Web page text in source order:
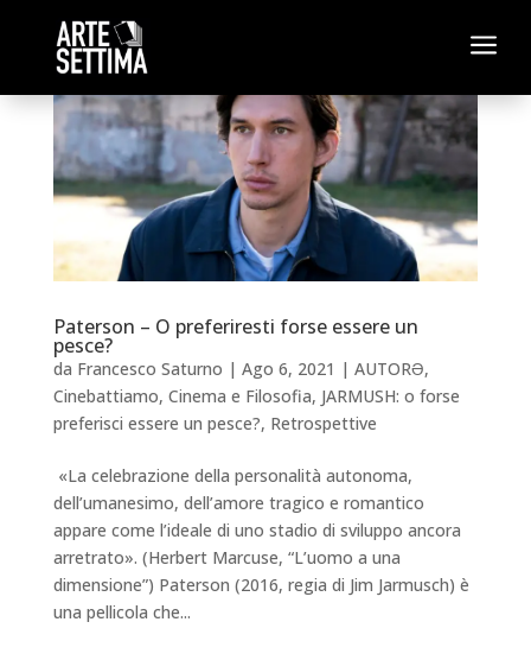
a
Paterson – O preferiresti forse essere un
pesce?
da Francesco Saturno | Ago 6, 2021 | AUTORƏ,
Cinebattiamo, Cinema e Filosofia, JARMUSH: o forse
preferisci essere un pesce?, Retrospettive
«La celebrazione della personalità autonoma,
dell’umanesimo, dell’amore tragico e romantico
appare come l’ideale di uno stadio di sviluppo ancora
arretrato». (Herbert Marcuse, “L’uomo a una
dimensione”) Paterson (2016, regia di Jim Jarmusch) è
una pellicola che...